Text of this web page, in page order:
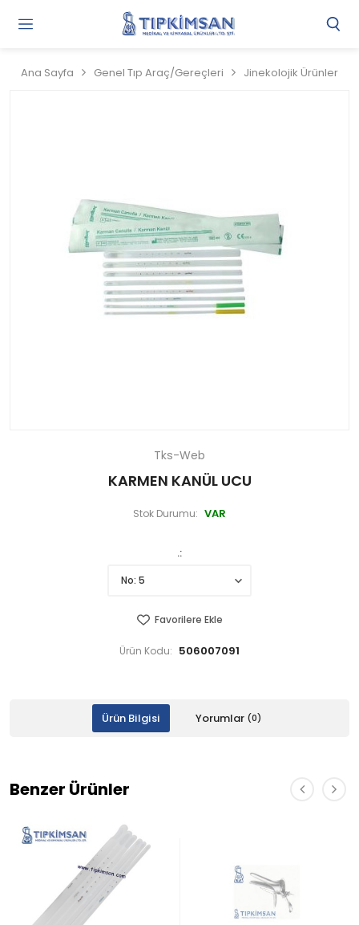
Ana Sayfa Genel Tıp Araç/Gereçleri Jinekolojik Ürünler
Tks-Web
KARMEN KANÜL UCU
Stok Durumu: VAR
.
Favorilere Ekle
Ürün Kodu: 506007091
Ürün Bilgisi Yorumlar (0)
Benzer Ürünler